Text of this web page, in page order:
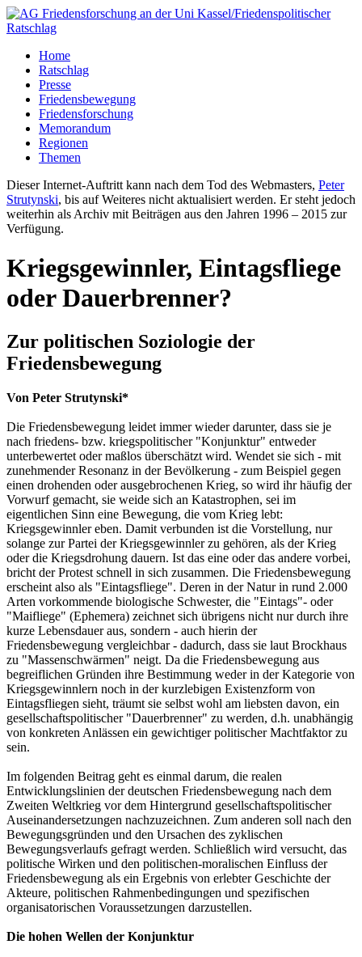
Home
Ratschlag
Presse
Friedensbewegung
Friedensforschung
Memorandum
Regionen
Themen
Dieser Internet-Auftritt kann nach dem Tod des Webmasters, Peter
Strutynski, bis auf Weiteres nicht aktualisiert werden. Er steht jedoch
weiterhin als Archiv mit Beiträgen aus den Jahren 1996 – 2015 zur
Verfügung.
Kriegsgewinnler, Eintagsfliege
oder Dauerbrenner?
Zur politischen Soziologie der
Friedensbewegung
Von Peter Strutynski*
Die Friedensbewegung leidet immer wieder darunter, dass sie je
nach friedens- bzw. kriegspolitischer "Konjunktur" entweder
unterbewertet oder maßlos überschätzt wird. Wendet sie sich - mit
zunehmender Resonanz in der Bevölkerung - zum Beispiel gegen
einen drohenden oder ausgebrochenen Krieg, so wird ihr häufig der
Vorwurf gemacht, sie weide sich an Katastrophen, sei im
eigentlichen Sinn eine Bewegung, die vom Krieg lebt:
Kriegsgewinnler eben. Damit verbunden ist die Vorstellung, nur
solange zur Partei der Kriegsgewinnler zu gehören, als der Krieg
oder die Kriegsdrohung dauern. Ist das eine oder das andere vorbei,
bricht der Protest schnell in sich zusammen. Die Friedensbewegung
erscheint also als "Eintagsfliege". Deren in der Natur in rund 2.000
Arten vorkommende biologische Schwester, die "Eintags"- oder
"Maifliege" (Ephemera) zeichnet sich übrigens nicht nur durch ihre
kurze Lebensdauer aus, sondern - auch hierin der
Friedensbewegung vergleichbar - dadurch, dass sie laut Brockhaus
zu "Massenschwärmen" neigt. Da die Friedensbewegung aus
begreiflichen Gründen ihre Bestimmung weder in der Kategorie von
Kriegsgewinnlern noch in der kurzlebigen Existenzform von
Eintagsfliegen sieht, träumt sie selbst wohl am liebsten davon, ein
gesellschaftspolitischer "Dauerbrenner" zu werden, d.h. unabhängig
von konkreten Anlässen ein gewichtiger politischer Machtfaktor zu
sein.
Im folgenden Beitrag geht es einmal darum, die realen
Entwicklungslinien der deutschen Friedensbewegung nach dem
Zweiten Weltkrieg vor dem Hintergrund gesellschaftspolitischer
Auseinandersetzungen nachzuzeichnen. Zum anderen soll nach den
Bewegungsgründen und den Ursachen des zyklischen
Bewegungsverlaufs gefragt werden. Schließlich wird versucht, das
politische Wirken und den politischen-moralischen Einfluss der
Friedensbewegung als ein Ergebnis von erlebter Geschichte der
Akteure, politischen Rahmenbedingungen und spezifischen
organisatorischen Voraussetzungen darzustellen.
Die hohen Wellen der Konjunktur